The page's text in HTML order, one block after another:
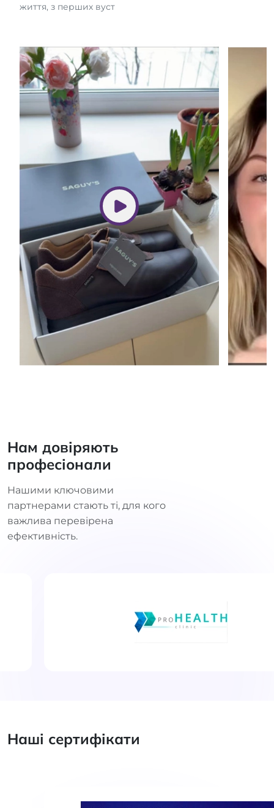
життя, з перших вуст
Нам довіряють
професіонали
Нашими ключовими
партнерами стають ті, для кого
важлива перевірена
ефективність.
Наші сертифікати